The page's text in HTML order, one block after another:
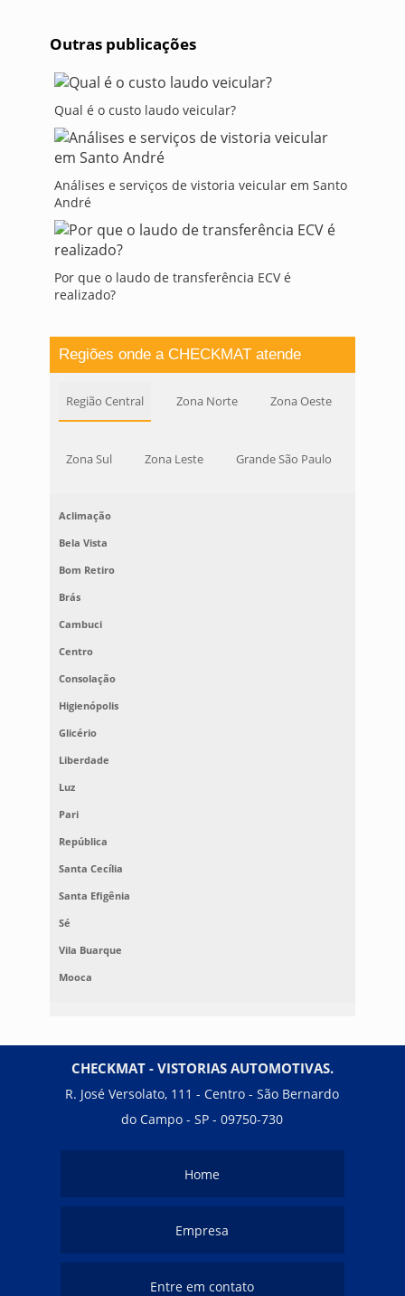
Outras publicações
Qual é o custo laudo veicular?
Análises e serviços de vistoria veicular em Santo
André
Por que o laudo de transferência ECV é
realizado?
Regiões onde a CHECKMAT atende
Região Central Zona Norte Zona Oeste
Zona Sul Zona Leste Grande São Paulo
Aclimação
Bela Vista
Bom Retiro
Brás
Cambuci
Centro
Consolação
Higienópolis
Glicério
Liberdade
Luz
Pari
República
Santa Cecília
Santa Efigênia
Sé
Vila Buarque
Mooca
CHECKMAT - VISTORIAS AUTOMOTIVAS.
R. José Versolato, 111 - Centro - São Bernardo
do Campo - SP - 09750-730
Home
Empresa
Entre em contato